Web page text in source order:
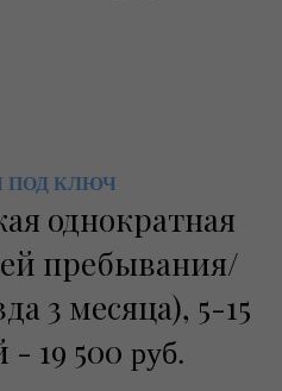
ПОД КЛЮЧ
однократная
пребывания/
3 месяца), 5-15
- 19 500 руб.